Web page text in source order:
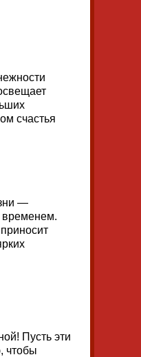
счастья
—
временем.
Пусть эти
чтобы